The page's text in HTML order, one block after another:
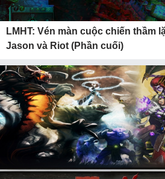
LMHT: Vén màn cuộc chiến thầm
Jason và Riot (Phần cuối)